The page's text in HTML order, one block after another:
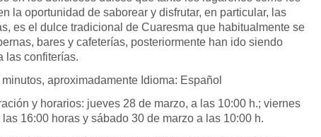
la oportunidad de saborear y disfrutar, en particular, las
es el dulce tradicional de Cuaresma que habitualmente se
bares y cafeterías, posteriormente han ido siendo
las confiterías.
aproximadamente Idioma: Español
y horarios: jueves 28 de marzo, a las 10:00 h.; viernes
las 16:00 horas y sábado 30 de marzo a las 10:00 h.